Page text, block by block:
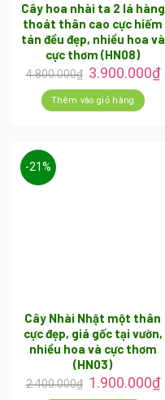
Cây hoa nhài ta 2 lá hàng
thoát thân cao cực hiếm
tán đều đẹp, nhiều hoa và
cực thơm (HN08)
4.800.000₫ 3.900.000₫
Thêm vào giỏ hàng
-21%
Cây Nhài Nhật một thân
cực đẹp, giá gốc tại vườn,
nhiều hoa và cực thơm
(HN03)
2.400.000₫ 1.900.000₫